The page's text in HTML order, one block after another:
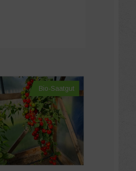
Bio-Saatgut